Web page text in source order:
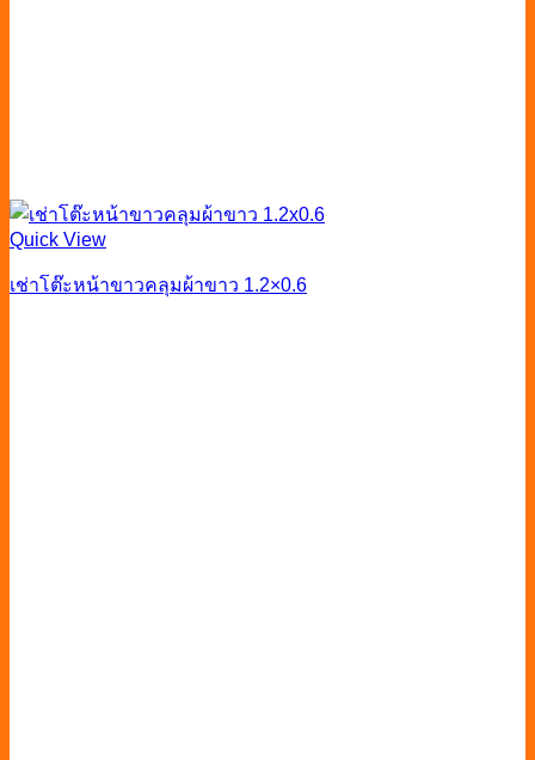
Quick View
เช่าโต๊ะหน้าขาวคลุมผ้าขาว 1.2×0.6